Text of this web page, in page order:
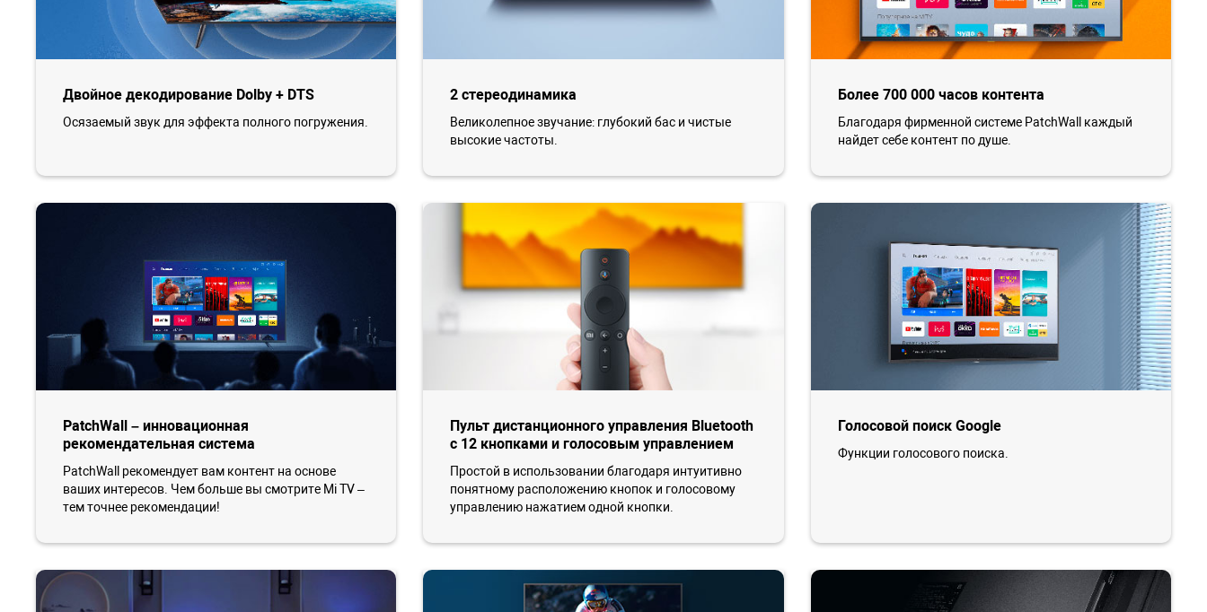
Двойное декодирование Dolby + DTS
Осязаемый звук для эффекта полного погружения.
2 стереодинамика
Великолепное звучание: глубокий бас и чистые
высокие частоты.
Более 700 000 часов контента
Благодаря фирменной системе PatchWall каждый
найдет себе контент по душе.
PatchWall – инновационная
рекомендательная система
PatchWall рекомендует вам контент на основе
ваших интересов. Чем больше вы смотрите Mi TV –
тем точнее рекомендации!
Пульт дистанционного управления Bluetooth
с 12 кнопками и голосовым управлением
Простой в использовании благодаря интуитивно
понятному расположению кнопок и голосовому
управлению нажатием одной кнопки.
Голосовой поиск Google
Функции голосового поиска.